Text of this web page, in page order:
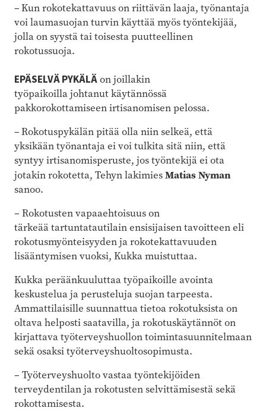
– Kun rokotekattavuus on riittävän laaja, työnantaja
voi laumasuojan turvin käyttää myös työntekijää,
jolla on syystä tai toisesta puutteellinen
rokotussuoja.
EPÄSELVÄ PYKÄLÄon joillakin
työpaikoilla johtanut käytännössä
pakkorokottamiseen irtisanomisen pelossa.
– Rokotuspykälän pitää olla niin selkeä, että
yksikään työnantaja ei voi tulkita sitä niin, että
syntyy irtisanomisperuste, jos työntekijä ei ota
jotakin rokotetta, Tehyn lakimiesMatias Nyman
sanoo.
– Rokotusten vapaaehtoisuus on
tärkeää tartuntatautilain ensisijaisen tavoitteen eli
rokotusmyönteisyyden ja rokotekattavuuden
lisääntymisen vuoksi, Kukka muistuttaa.
Kukka peräänkuuluttaa työpaikoille avointa
keskustelua ja perusteluja suojan tarpeesta.
Ammattilaisille suunnattua tietoa rokotuksista on
oltava helposti saatavilla, ja rokotuskäytännöt on
kirjattava työterveyshuollon toimintasuunnitelmaan
sekä osaksi työterveyshuoltosopimusta.
– Työterveyshuolto vastaa työntekijöiden
terveydentilan ja rokotusten selvittämisestä sekä
rokottamisesta.